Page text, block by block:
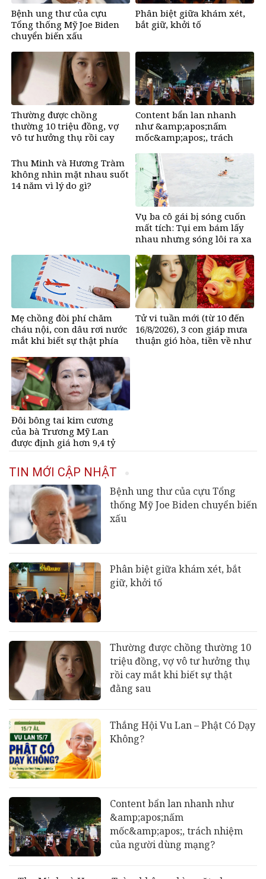
Bệnh ung thư của cựu
Tổng thống Mỹ Joe Biden
chuyển biến xấu
Phân biệt giữa khám xét,
bắt giữ, khởi tố
Thường được chồng
thường 10 triệu đồng, vợ
vô tư hưởng thụ rồi cay
sau
Content bẩn lan nhanh
như &amp;apos;nấm
mốc&amp;apos;, trách
mạng?
Thu Minh và Hương Tràm
không nhìn mặt nhau suốt
14 năm vì lý do gì?
Vụ ba cô gái bị sóng cuốn
mất tích: Tụi em bám lấy
nhau nhưng sóng lôi ra xa
Mẹ chồng đòi phí chăm
cháu nội, con dâu rơi nước
mắt khi biết sự thật phía
Tử vi tuần mới (từ 10 đến
16/8/2026), 3 con giáp mưa
thuận gió hòa, tiền về như
Đôi bông tai kim cương
của bà Trương Mỹ Lan
được định giá hơn 9,4 tỷ
TIN MỚI CẬP NHẬT
Bệnh ung thư của cựu Tổng
thống Mỹ Joe Biden chuyển biến
xấu
Phân biệt giữa khám xét, bắt
giữ, khởi tố
Thường được chồng thường 10
triệu đồng, vợ vô tư hưởng thụ
rồi cay mắt khi biết sự thật
đằng sau
Thắng Hội Vu Lan – Phật Có Dạy
Không?
Content bẩn lan nhanh như
&amp;apos;nấm
mốc&amp;apos;, trách nhiệm
của người dùng mạng?